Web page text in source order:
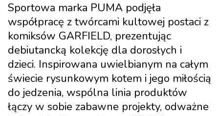
Sportowa marka PUMA podjęła
współpracę z twórcami kultowej postaci z
komiksów GARFIELD, prezentując
debiutancką kolekcję dla dorosłych i
dzieci. Inspirowana uwielbianym na całym
świecie rysunkowym kotem i jego miłością
do jedzenia, wspólna linia produktów
łączy w sobie zabawne projekty, odważne